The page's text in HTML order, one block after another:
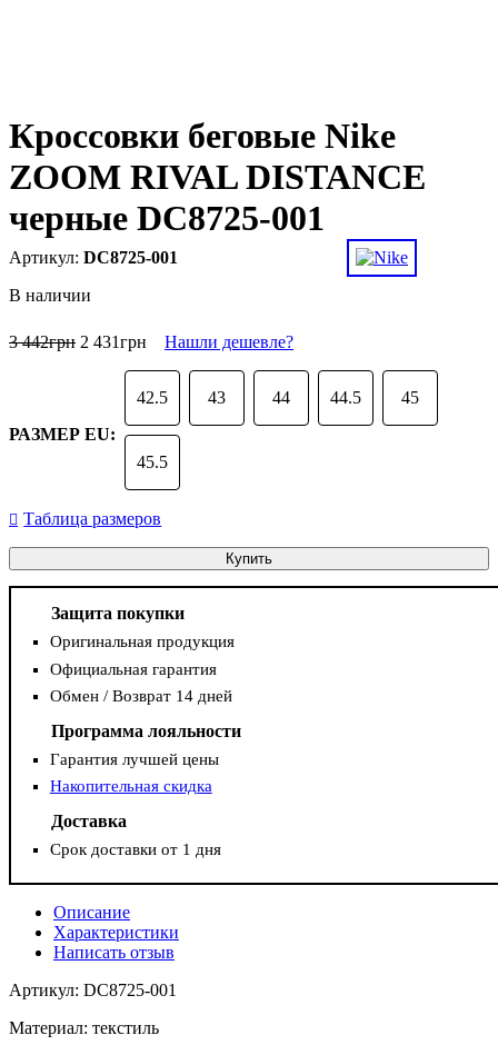
Кроссовки беговые Nike
ZOOM RIVAL DISTANCE
черные DC8725-001
DC8725-001
В наличии
3 442грн 2 431грн Нашли дешевле?
РАЗМЕР EU:
42.5 43 44 44.5 45
45.5
Таблица размеров
Купить
Защита покупки
Оригинальная продукция
Официальная гарантия
Обмен / Возврат 14 дней
Программа лояльности
Гарантия лучшей цены
Накопительная скидка
Доставка
Срок доставки от 1 дня
Описание
Характеристики
Написать отзыв
Артикул: DC8725-001
Материал: текстиль